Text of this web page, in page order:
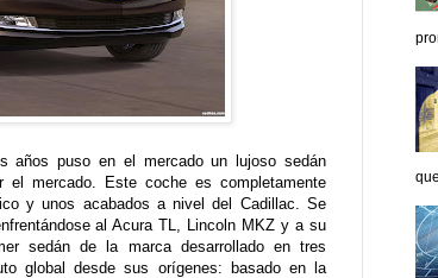
años puso en el mercado un lujoso sedán
el mercado. Este coche es completamente
y unos acabados a nivel del Cadillac. Se
al Acura TL, Lincoln MKZ y a su
sedán de la marca desarrollado en tres
global desde sus orígenes: basado en la